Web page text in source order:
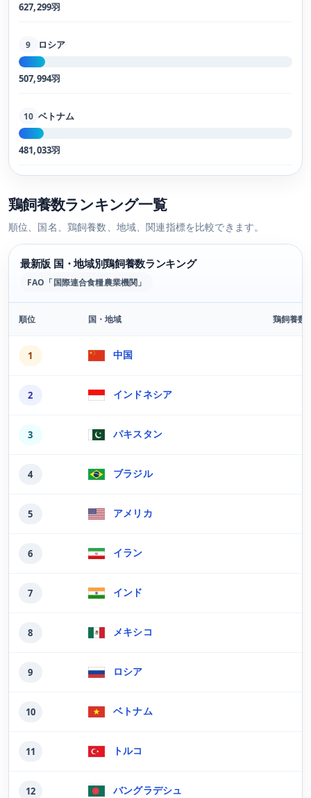
627,299羽
9 ロシア
507,994羽
10 ベトナム
481,033羽
鶏飼養数ランキング一覧
順位、国名、鶏飼養数、地域、関連指標を比較できます。
最新版 国・地域別鶏飼養数ランキング
FAO「国際連合食糧農業機関」
最新版の国・地域別鶏飼養数ランキング
順位 国・地域 鶏飼養数
1 中国
2 インドネシア
3 パキスタン
4 ブラジル
5 アメリカ
6 イラン
7 インド
8 メキシコ
9 ロシア
10 ベトナム
11 トルコ
12 バングラデシュ